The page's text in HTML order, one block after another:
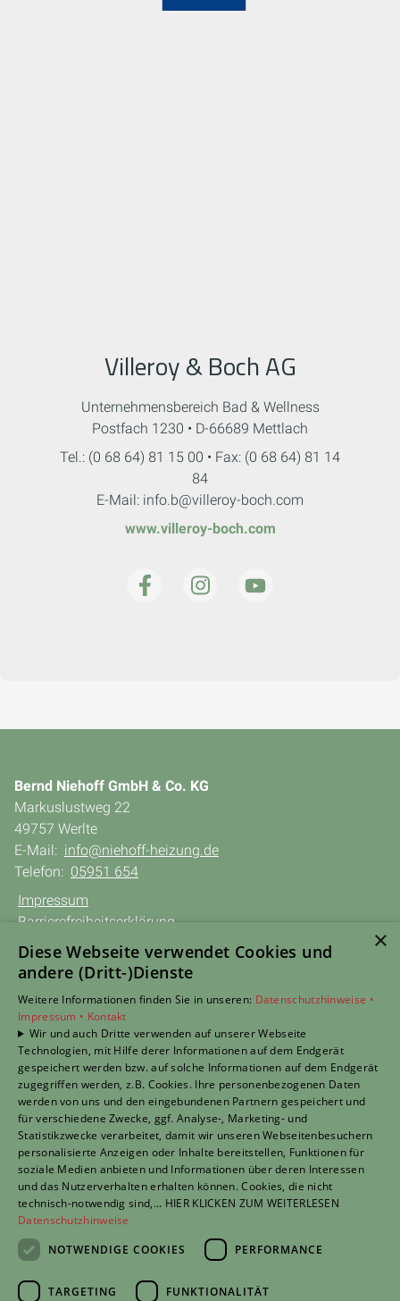
Villeroy & Boch AG
Unternehmensbereich Bad & Wellness
Postfach 1230 • D-66689 Mettlach
Tel.: (0 68 64) 81 15 00 • Fax: (0 68 64) 81 14
84
E-Mail: info.b@villeroy-boch.com
www.villeroy-boch.com
Bernd Niehoff GmbH & Co. KG
Markuslustweg 22
49757 Werlte
E-Mail: info@niehoff-heizung.de
Telefon: 05951 654
Impressum
Barrierefreiheitserklärung
Datenschutzerklärung
AGB
TERMIN anfragen
Unsere Bereiche
Privatkunden
Gewerbekunden
Karriere
Unternehmen
Kontakt
Um externe HTML-Inhalte anzuzeigen, benötigen wir
Weitere Informationen finden Sie in unserer
Datenschutzerklärung.
×
Diese Webseite verwendet Cookies und
andere (Dritt-)Dienste
Weitere Informationen finden Sie in unseren: Datenschutzhinweise •
Impressum • Kontakt
Wir und auch Dritte verwenden auf unserer Webseite
Technologien, mit Hilfe derer Informationen auf dem Endgerät
gespeichert werden bzw. auf solche Informationen auf dem Endgerät
zugegriffen werden, z.B. Cookies. Ihre personenbezogenen Daten
werden von uns und den eingebundenen Partnern gespeichert und
für verschiedene Zwecke, ggf. Analyse-, Marketing- und
Statistikzwecke verarbeitet, damit wir unseren Webseitenbesuchern
personalisierte Anzeigen oder Inhalte bereitstellen, Funktionen für
soziale Medien anbieten und Informationen über deren Interessen
und das Nutzerverhalten erhalten können. Cookies, die nicht
technisch-notwendig sind,... HIER KLICKEN ZUM WEITERLESEN
Datenschutzhinweise
NOTWENDIGE COOKIES
PERFORMANCE
TARGETING FUNKTIONALITÄT